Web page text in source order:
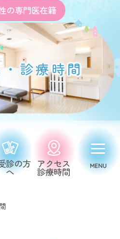
の専門医在籍
・診療時間
診の方
へ
アクセス
診療時間